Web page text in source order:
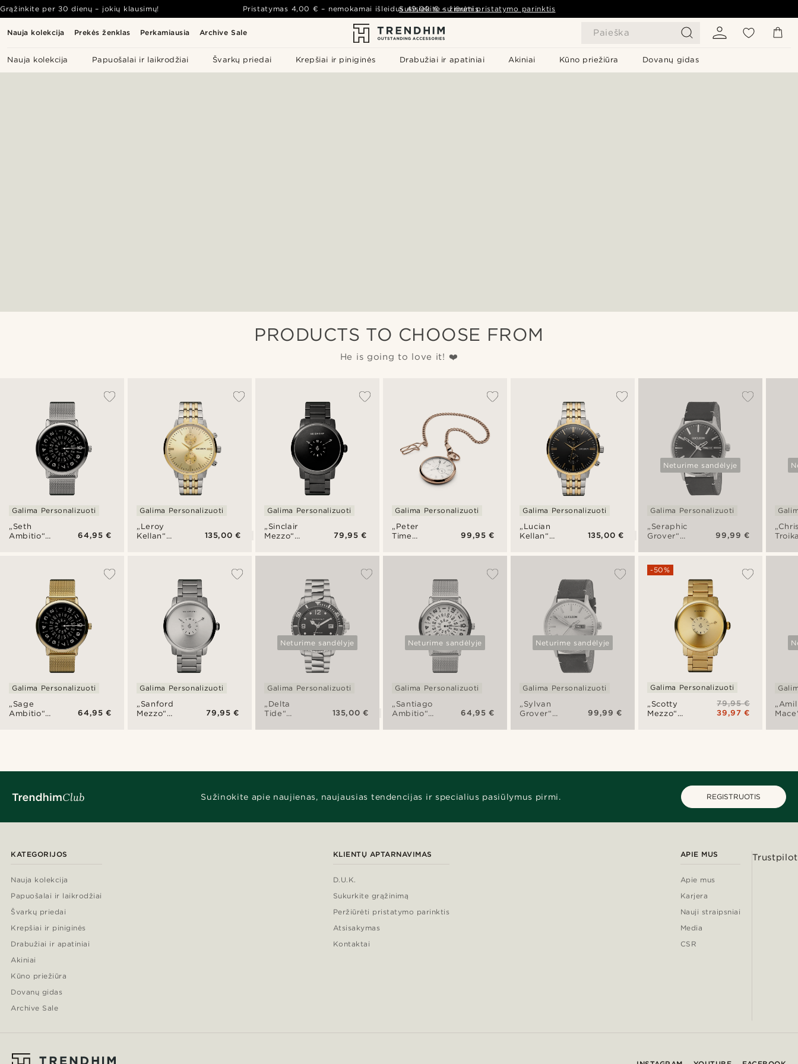
Nauja kolekcija Prekės ženklas Perkamiausia Archive Sale Paieška
Nauja kolekcija Papuošalai ir laikrodžiai Švarkų priedai Krepšiai ir piniginės Drabužiai ir apatiniai Akiniai Kūno priežiūra Dovanų gidas
Grąžinkite per 30 dienų – jokių klausimų! Pristatymas 4,00 € – nemokamai išleidus49,00 € – žiūrėti pristatymo parinktis
Susisiekite su mumis
PRODUCTS TO CHOOSE FROM
He is going to love it! ❤️
„Seth
Ambitio“
Galima Personalizuoti
64,95 €
„Sage
Ambitio“
Galima Personalizuoti
64,95 €
„Leroy
Kellan“
Galima Personalizuoti
135,00 €
„Sanford
Mezzo“
Galima Personalizuoti
79,95 €
„Sinclair
Mezzo“
Galima Personalizuoti
79,95 €
Neturime sandėlyje
„Delta
Tide“
plieno
Galima Personalizuoti
135,00 €
„Peter
Time
kišeninis
Galima Personalizuoti
99,95 €
Neturime sandėlyje
„Santiago
Ambitio“
Galima Personalizuoti
64,95 €
„Lucian
Kellan“
plieno
Galima Personalizuoti
135,00 €
Neturime sandėlyje
„Sylvan
Grover“
Galima Personalizuoti
99,99 €
Neturime sandėlyje
„Seraphic
Grover“
Galima Personalizuoti
99,99 €
„Scotty
Mezzo“
-50%
Galima Personalizuoti
79,95 €
39,97 €
„Amil
fazių
Sužinokite apie naujienas, naujausias tendencijas ir specialius pasiūlymus pirmi. REGISTRUOTIS
KATEGORIJOS
Nauja kolekcija
Papuošalai ir laikrodžiai
Švarkų priedai
Krepšiai ir piniginės
Drabužiai ir apatiniai
Akiniai
Kūno priežiūra
Dovanų gidas
Archive Sale
KLIENTŲ APTARNAVIMAS
D.U.K.
Sukurkite grąžinimą
Peržiūrėti pristatymo parinktis
Atsisakymas
Kontaktai
APIE MUS
Apie mus
Karjera
Nauji straipsniai
Media
CSR
Trustpilot